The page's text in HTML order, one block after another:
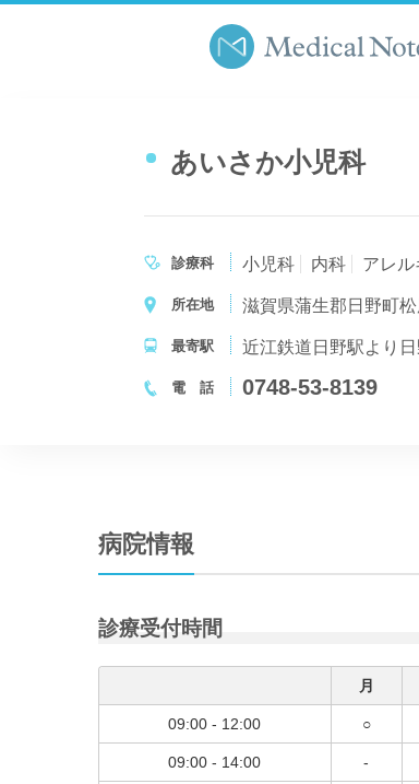
あいさか小児科
診療科 小児科 内科 アレ
所在地 滋賀県蒲生郡日野町
最寄駅 近江鉄道日野駅より
電 話 0748-53-8139
病院情報
診療受付時間
月
09:00 - 12:00 ○
09:00 - 14:00 -